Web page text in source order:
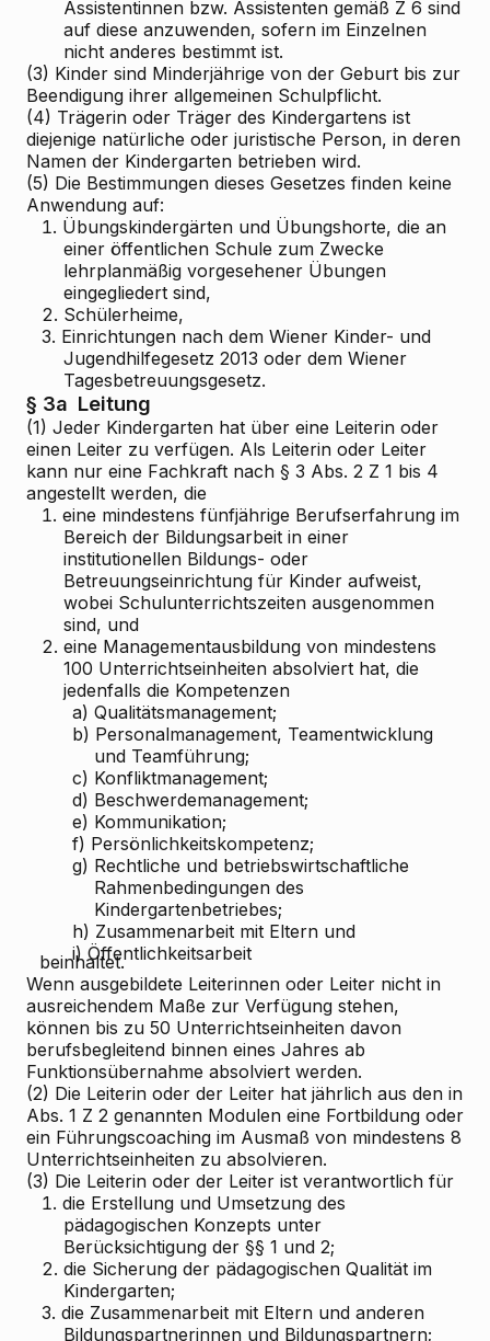
Assistentinnen bzw. Assistenten gemäß Z 6 sind
auf diese anzuwenden, sofern im Einzelnen
nicht anderes bestimmt ist.
(3) Kinder sind Minderjährige von der Geburt bis zur
Beendigung ihrer allgemeinen Schulpflicht.
(4) Trägerin oder Träger des Kindergartens ist
diejenige natürliche oder juristische Person, in deren
Namen der Kindergarten betrieben wird.
(5) Die Bestimmungen dieses Gesetzes finden keine
Anwendung auf:
1. Übungskindergärten und Übungshorte, die an
einer öffentlichen Schule zum Zwecke
lehrplanmäßig vorgesehener Übungen
eingegliedert sind,
2. Schülerheime,
3. Einrichtungen nach dem Wiener Kinder- und
Jugendhilfegesetz 2013 oder dem Wiener
Tagesbetreuungsgesetz.
§ 3a Leitung
(1) Jeder Kindergarten hat über eine Leiterin oder
einen Leiter zu verfügen. Als Leiterin oder Leiter
kann nur eine Fachkraft nach § 3 Abs. 2 Z 1 bis 4
angestellt werden, die
1. eine mindestens fünfjährige Berufserfahrung im
Bereich der Bildungsarbeit in einer
institutionellen Bildungs- oder
Betreuungseinrichtung für Kinder aufweist,
wobei Schulunterrichtszeiten ausgenommen
sind, und
2. eine Managementausbildung von mindestens
100 Unterrichtseinheiten absolviert hat, die
jedenfalls die Kompetenzen
a) Qualitätsmanagement;
b) Personalmanagement, Teamentwicklung
und Teamführung;
c) Konfliktmanagement;
d) Beschwerdemanagement;
e) Kommunikation;
f) Persönlichkeitskompetenz;
g) Rechtliche und betriebswirtschaftliche
Rahmenbedingungen des
Kindergartenbetriebes;
h) Zusammenarbeit mit Eltern und
i) Öffentlichkeitsarbeit
beinhaltet.
Wenn ausgebildete Leiterinnen oder Leiter nicht in
ausreichendem Maße zur Verfügung stehen,
können bis zu 50 Unterrichtseinheiten davon
berufsbegleitend binnen eines Jahres ab
Funktionsübernahme absolviert werden.
(2) Die Leiterin oder der Leiter hat jährlich aus den in
Abs. 1 Z 2 genannten Modulen eine Fortbildung oder
ein Führungscoaching im Ausmaß von mindestens 8
Unterrichtseinheiten zu absolvieren.
(3) Die Leiterin oder der Leiter ist verantwortlich für
1. die Erstellung und Umsetzung des
pädagogischen Konzepts unter
Berücksichtigung der §§ 1 und 2;
2. die Sicherung der pädagogischen Qualität im
Kindergarten;
3. die Zusammenarbeit mit Eltern und anderen
Bildungspartnerinnen und Bildungspartnern;